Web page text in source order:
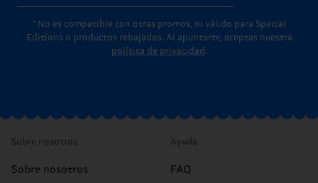
* No es compatible con otras promos, ni válido para Special
Editions o productos rebajados. Al apuntarte, aceptas nuestra
política de privacidad .
Sobre nosotros
Sobre nosotros
Ayuda
FAQ